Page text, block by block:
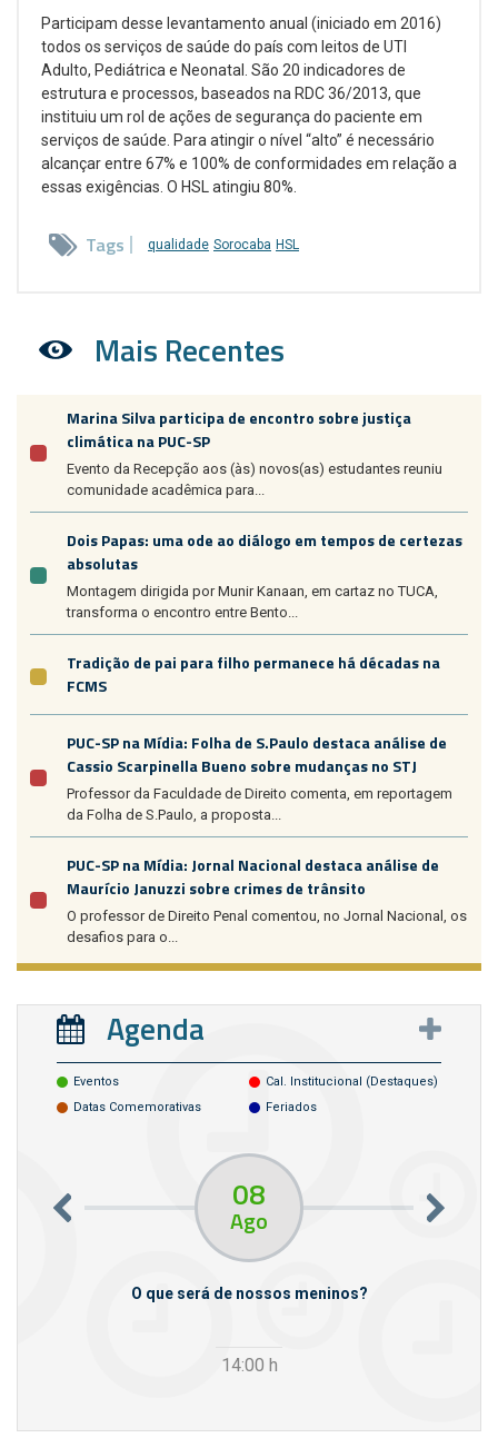
Participam desse levantamento anual (iniciado em 2016)
todos os serviços de saúde do país com leitos de UTI
Adulto, Pediátrica e Neonatal. São 20 indicadores de
estrutura e processos, baseados na RDC 36/2013, que
instituiu um rol de ações de segurança do paciente em
serviços de saúde. Para atingir o nível “alto” é necessário
alcançar entre 67% e 100% de conformidades em relação a
essas exigências. O HSL atingiu 80%.
Tags qualidade Sorocaba HSL
Mais Recentes
Marina Silva participa de encontro sobre justiça
climática na PUC-SP
Evento da Recepção aos (às) novos(as) estudantes reuniu
comunidade acadêmica para...
Dois Papas: uma ode ao diálogo em tempos de certezas
absolutas
Montagem dirigida por Munir Kanaan, em cartaz no TUCA,
transforma o encontro entre Bento...
Tradição de pai para filho permanece há décadas na
FCMS
PUC-SP na Mídia: Folha de S.Paulo destaca análise de
Cassio Scarpinella Bueno sobre mudanças no STJ
Professor da Faculdade de Direito comenta, em reportagem
da Folha de S.Paulo, a proposta...
PUC-SP na Mídia: Jornal Nacional destaca análise de
Maurício Januzzi sobre crimes de trânsito
O professor de Direito Penal comentou, no Jornal Nacional, os
desafios para o...
Agenda
Eventos
Cal. Institucional (destaques)
Datas Comemorativas
Feriados
08
Ago
O que será de nossos meninos?
14:00 h